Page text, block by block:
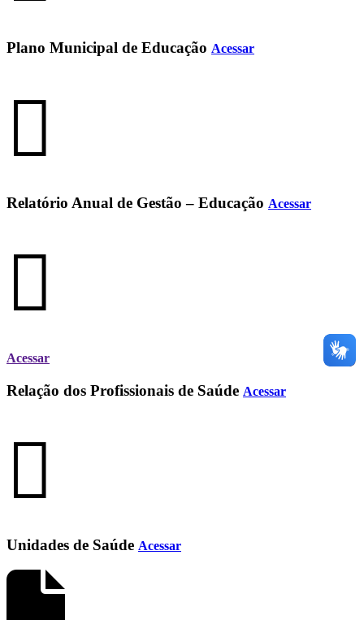
Plano Municipal de Educação Acessar
Relatório Anual de Gestão – Educação Acessar
Acessar
Relação dos Profissionais de Saúde Acessar
Unidades de Saúde Acessar